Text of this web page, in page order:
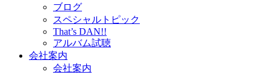
ブログ
スペシャルトピック
That’s DAN!!
アルバム試聴
会社案内
会社案内